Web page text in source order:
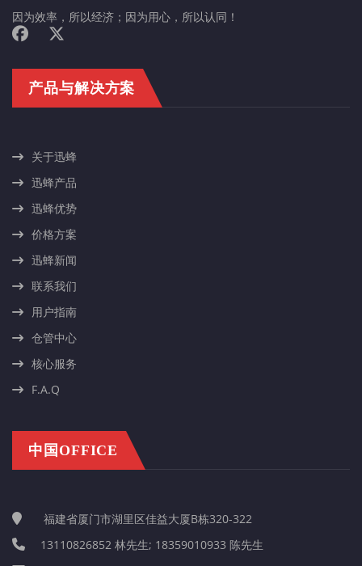
因为效率，所以经济；因为用心，所以认同！
产品与解决方案
关于迅蜂
迅蜂产品
迅蜂优势
价格方案
迅蜂新闻
联系我们
用户指南
仓管中心
核心服务
F.A.Q
中国OFFICE
福建省厦门市湖里区佳益大厦B栋320-322
13110826852 林先生; 18359010933 陈先生